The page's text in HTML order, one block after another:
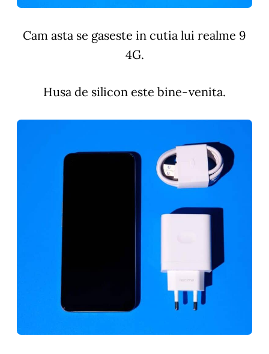
Cam asta se gaseste in cutia lui realme 9
4G.
Husa de silicon este bine-venita.